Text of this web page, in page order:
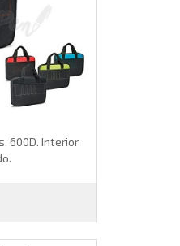
600D. Interior